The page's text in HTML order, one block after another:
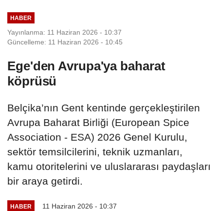
HABER
Yayınlanma: 11 Haziran 2026 - 10:37
Güncelleme: 11 Haziran 2026 - 10:45
Ege'den Avrupa'ya baharat
köprüsü
Belçika’nın Gent kentinde gerçekleştirilen
Avrupa Baharat Birliği (European Spice
Association - ESA) 2026 Genel Kurulu,
sektör temsilcilerini, teknik uzmanları,
kamu otoritelerini ve uluslararası paydaşları
bir araya getirdi.
HABER 11 Haziran 2026 - 10:37